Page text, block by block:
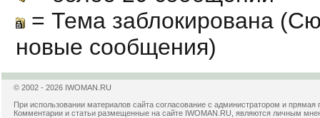
= Тема заблокирована
новые сообщения)
© 2002 - 2026 IWOMAN.RU
При использовании материалов сайта согласование с администратором и прямая
Комментарии и статьи размещенные на сайте IWOMAN.RU, являются личным